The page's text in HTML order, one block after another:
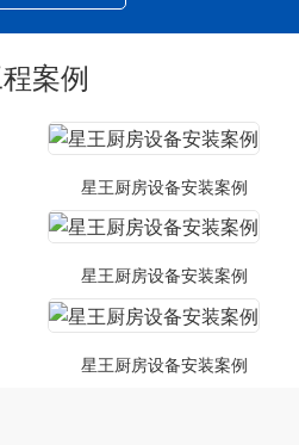
案例
星王厨房设备安装案例
星王厨房设备安装案例
星王厨房设备安装案例